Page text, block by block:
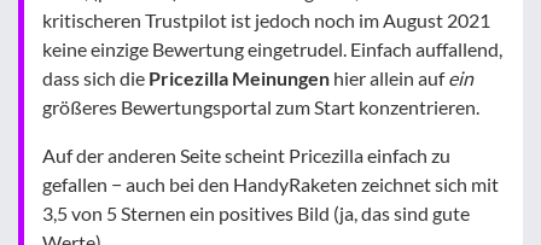
kritischeren Trustpilot ist jedoch noch im August 2021
keine einzige Bewertung eingetrudel. Einfach auffallend,
dass sich die Pricezilla Meinungen hier allein aufein
größeres Bewertungsportal zum Start konzentrieren.
Auf der anderen Seite scheint Pricezilla einfach zu
gefallen − auch bei den HandyRaketen zeichnet sich mit
3,5 von 5 Sternen ein positives Bild (ja, das sind gute